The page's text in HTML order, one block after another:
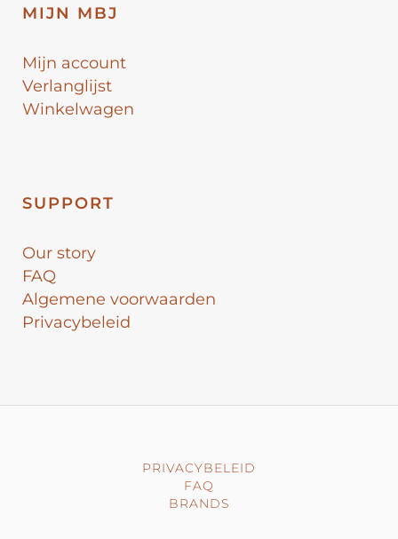
MIJN MBJ
Mijn account
Verlanglijst
Winkelwagen
SUPPORT
Our story
FAQ
Algemene voorwaarden
Privacybeleid
PRIVACYBELEID
FAQ
BRANDS